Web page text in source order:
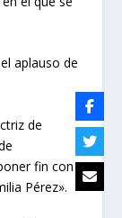
aplauso de
de
fin con
Pérez».